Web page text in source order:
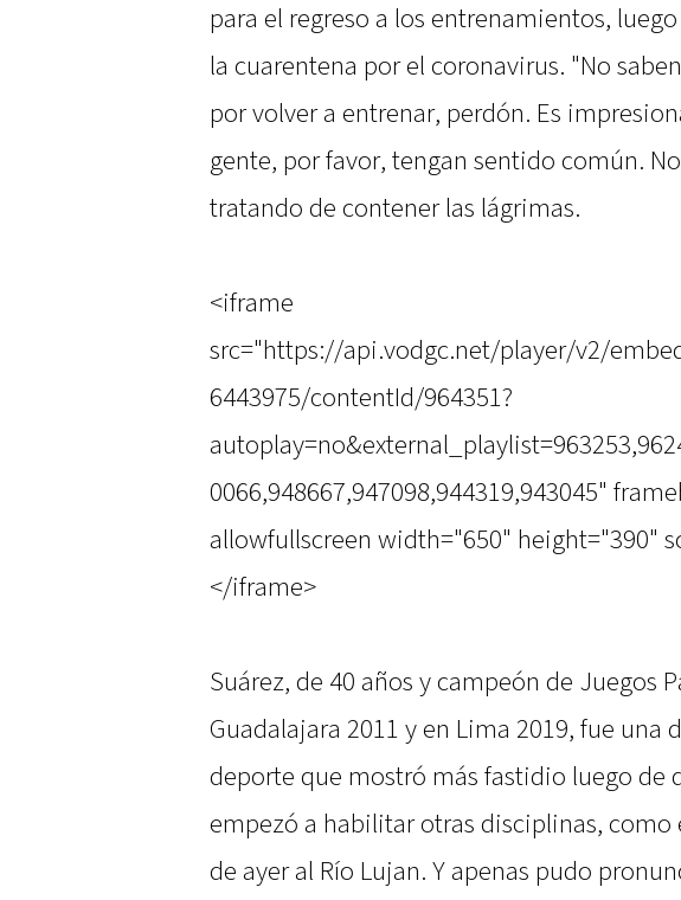
para el regreso a los entrenamientos,
la cuarentena por el coronavirus. "No
por volver a entrenar, perdón. Es
gente, por favor, tengan sentido común.
tratando de contener las lágrimas.
<iframe
src="https://api.vodgc.net/player/v2/
6443975/contentId/964351?
0066,948667,947098,944319,943045"
allowfullscreen width="650" height="390"
</iframe>
Suárez, de 40 años y campeón de Juegos
Guadalajara 2011 y en Lima 2019, fue una
deporte que mostró más fastidio luego de
empezó a habilitar otras disciplinas, como
de ayer al Río Lujan. Y apenas pudo